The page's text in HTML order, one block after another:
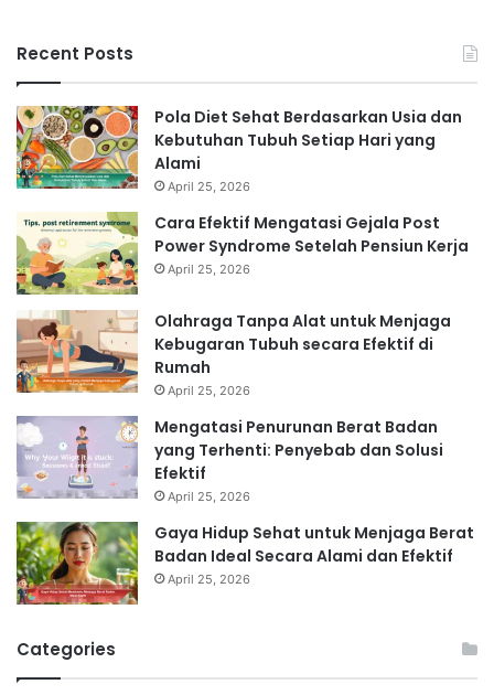
Recent Posts
Pola Diet Sehat Berdasarkan Usia dan
Kebutuhan Tubuh Setiap Hari yang
Alami
April 25, 2026
Cara Efektif Mengatasi Gejala Post
Power Syndrome Setelah Pensiun Kerja
April 25, 2026
Olahraga Tanpa Alat untuk Menjaga
Kebugaran Tubuh secara Efektif di
Rumah
April 25, 2026
Mengatasi Penurunan Berat Badan
yang Terhenti: Penyebab dan Solusi
Efektif
April 25, 2026
Gaya Hidup Sehat untuk Menjaga Berat
Badan Ideal Secara Alami dan Efektif
April 25, 2026
Categories